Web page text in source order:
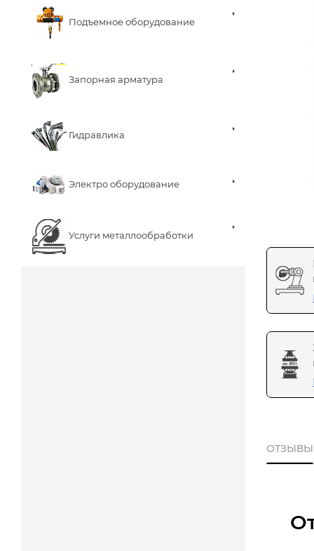
Подъемное оборудование
Запорная арматура
Гидравлика
Электро оборудование
Услуги металлообработки
ОТЗЫВЫ